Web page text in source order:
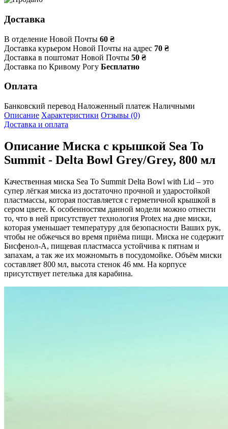
Доставка
В отделение Новой Почты 60 ₴
Доставка курьером Новой Почты на адрес 70 ₴
Доставка в поштомат Новой Почты 50 ₴
Доставка по Кривому Рогу Бесплатно
Оплата
Банковский перевод Наложенный платеж Наличными
Описание Характеристики Отзывы (0)
Доставка и оплата
Описание Миска с крышкой Sea To
Summit - Delta Bowl Grey/Grey, 800 мл
Качественная миска Sea To Summit Delta Bowl with Lid – это
супер лёгкая миска из достаточно прочной и ударостойкой
пластмассы, которая поставляется с герметичной крышкой в
сером цвете. К особенностям данной модели можно отнести
то, что в ней присутствует технология Protex на дне миски,
которая уменьшает температуру для безопасности Ваших рук,
чтобы не обжечься во время приёма пищи. Миска не содержит
Бисфенол-А, пищевая пластмасса устойчива к пятнам и
запахам, а так же их можномыть в посудомойке. Объём миски
составляет 800 мл, высота стенок 46 мм. На корпусе
присутствует петелька для карабина.